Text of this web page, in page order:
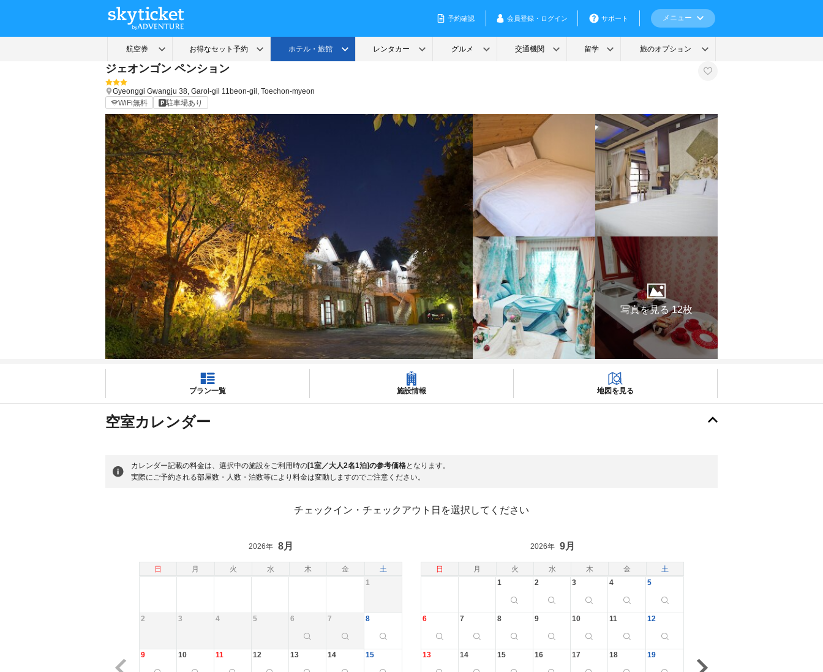
ジェオンゴン ペンション
Gyeonggi Gwangju 38, Garol-gil 11beon-gil, Toechon-myeon
WiFi無料
駐車場あり
写真を見る 12枚
プラン一覧 施設情報 地図を見る
空室カレンダー
カレンダー記載の料金は、選択中の施設をご利用時の[1室／大人2名1泊]の参考価格となります。
実際にご予約される部屋数・人数・泊数等により料金は変動しますのでご注意ください。
チェックイン・チェックアウト日を選択してください
日 月 火 水 木 金 土 日 月 火 水 木 金 土
2026年 8月
1
2 3 4 5 6 7 8
9 10 11 12 13 14 15
2026年 9月
1 2 3 4 5
6 7 8 9 10 11 12
13 14 15 16 17 18 19